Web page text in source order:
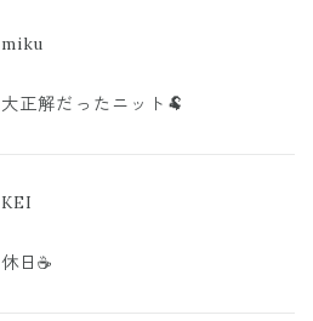
miku
大正解だったニット🐏
KEI
休日☕️